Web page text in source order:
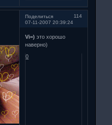
Поделиться
114
07-11-2007 20:39:24
Vi=) это хорошо
наверно)
0